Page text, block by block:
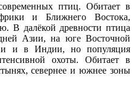
птиц. Обитает в
и Ближнего Востока,
В далёкой древности птица
Азии, на юге Восточной
и в Индии, но популяция
охоты. Обитает в
севернее и южнее зоны